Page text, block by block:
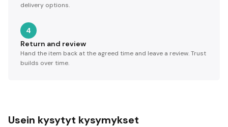
delivery options.
4
Return and review
Hand the item back at the agreed time and leave a review. Trust
builds over time.
Usein kysytyt kysymykset